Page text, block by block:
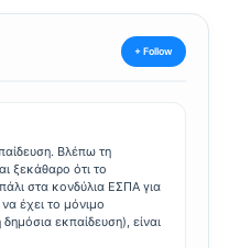
+ Follow
Βλέπω τη
ξεκάθαρο ότι το
στα κονδύλια ΕΣΠΑ για
έχει το μόνιμο
εκπαίδευση), είναι